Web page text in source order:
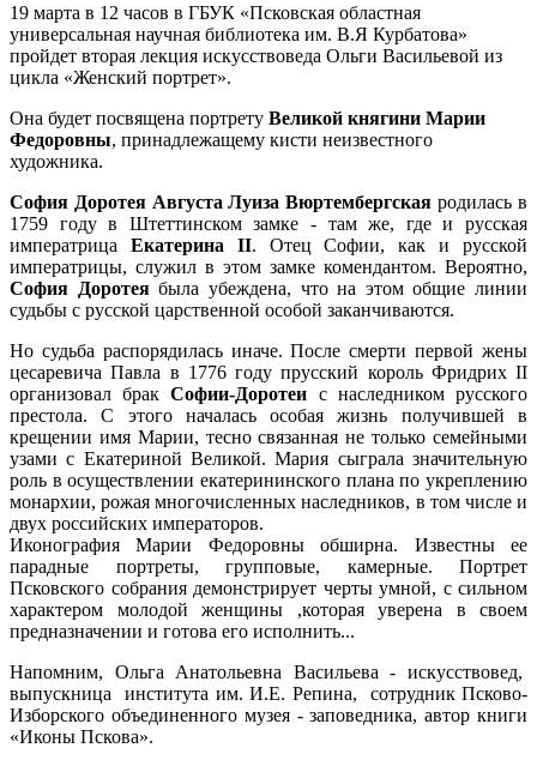
19 марта в 12 часов в ГБУК «Псковская областная
универсальная научная библиотека им. В.Я Курбатова»
пройдет вторая лекция искусствоведа Ольги Васильевой из
цикла «Женский портрет».
Она будет посвящена портрету Великой княгини Марии
Федоровны, принадлежащему кисти неизвестного
художника.
София Доротея Августа Луиза Вюртембергская родилась в
1759 году в Штеттинском замке - там же, где и русская
императрица Екатерина II. Отец Софии, как и русской
императрицы, служил в этом замке комендантом. Вероятно,
София Доротеябыла убеждена, что на этом общие линии
судьбы с русской царственной особой заканчиваются.
Но судьба распорядилась иначе. После смерти первой жены
цесаревича Павла в 1776 году прусский король Фридрих II
организовал бракСофии-Доротеи с наследником русского
престола. С этого началась особая жизнь получившей в
крещении имя Марии, тесно связанная не только семейными
узами с Екатериной Великой. Мария сыграла значительную
роль в осуществлении екатерининского плана по укреплению
монархии, рожая многочисленных наследников, в том числе и
двух российских императоров.
Иконография Марии Федоровны обширна. Известны ее
парадные портреты, групповые, камерные. Портрет
Псковского собрания демонстрирует черты умной, с сильном
характером молодой женщины ,которая уверена в своем
предназначении и готова его исполнить...
Напомним, Ольга Анатольевна Васильева - искусствовед,
выпускница института им. И.Е. Репина, сотрудник Псково-
Изборского объединенного музея - заповедника, автор книги
«Иконы Пскова».